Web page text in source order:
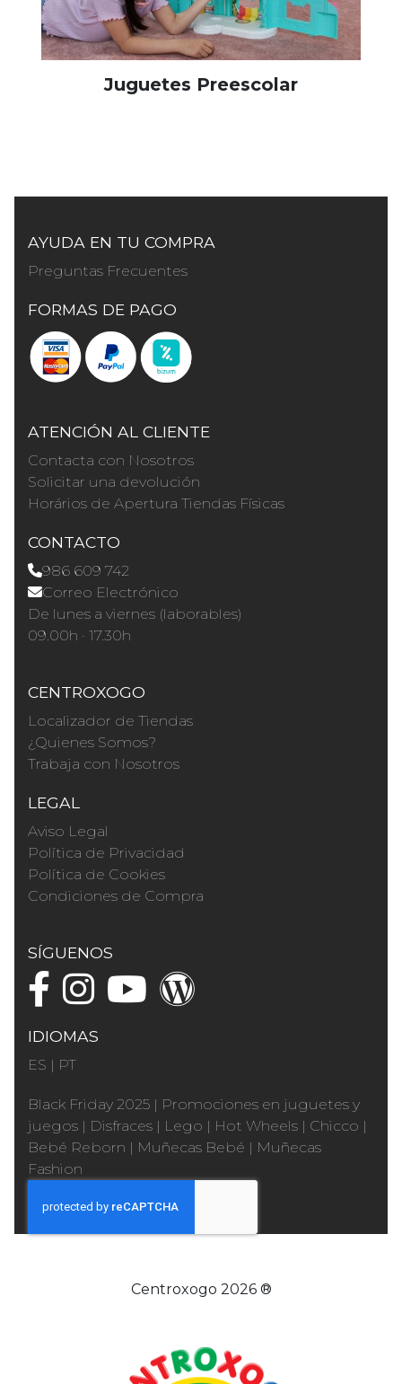
Juguetes Preescolar
AYUDA EN TU COMPRA
Preguntas Frecuentes
FORMAS DE PAGO
ATENCIÓN AL CLIENTE
Contacta con Nosotros
Solicitar una devolución
Horários de Apertura Tiendas Físicas
CONTACTO
986 609 742
Correo Electrónico
De lunes a viernes (laborables)
09.00h · 17.30h
CENTROXOGO
Localizador de Tiendas
¿Quienes Somos?
Trabaja con Nosotros
LEGAL
Aviso Legal
Política de Privacidad
Política de Cookies
Condiciones de Compra
SÍGUENOS
IDIOMAS
ES | PT
Black Friday 2025 | Promociones en juguetes y
juegos | Disfraces | Lego | Hot Wheels | Chicco |
Bebé Reborn | Muñecas Bebé | Muñecas
Fashion
Centroxogo 2026 ®